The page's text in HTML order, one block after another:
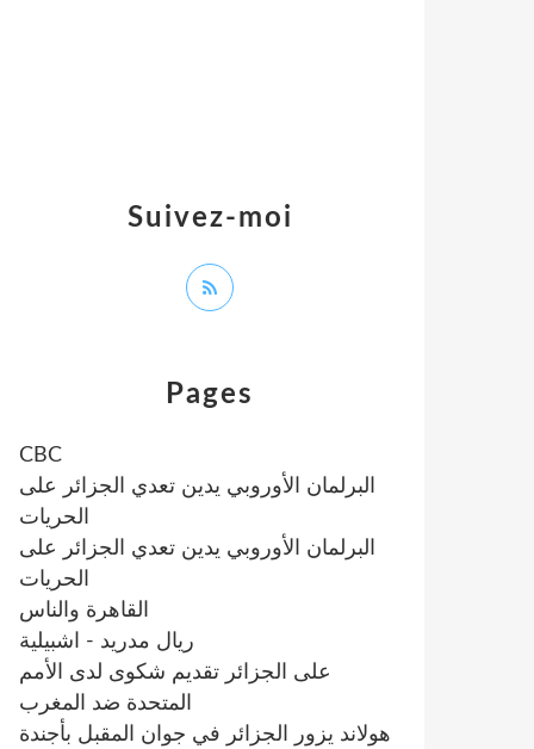
Pages
CBC
البرلمان الأوروبي يدين تعدي الجزائر على
الحريات
البرلمان الأوروبي يدين تعدي الجزائر على
الحريات
القاهرة والناس
ريال مدريد - اشبيلية
على الجزائر تقديم شكوى لدى الأمم
المتحدة ضد المغرب
هولاند يزور الجزائر في جوان المقبل بأجندة
Suivez-moi